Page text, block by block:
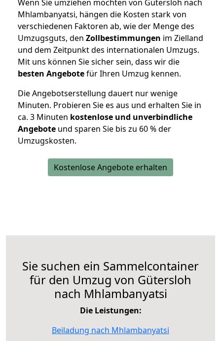
Wenn Sie umziehen möchten von Gütersloh nach
Mhlambanyatsi, hängen die Kosten stark von
verschiedenen Faktoren ab, wie der Menge des
Umzugsguts, den Zollbestimmungen im Zielland
und dem Zeitpunkt des internationalen Umzugs.
Mit uns können Sie sicher sein, dass wir die
besten Angebotefür Ihren Umzug kennen.
Die Angebotserstellung dauert nur wenige
Minuten. Probieren Sie es aus und erhalten Sie in
ca. 3 Minuten kostenlose und unverbindliche
Angebote und sparen Sie bis zu 60 % der
Umzugskosten.
Kostenlose Angebote erhalten
Sie suchen ein Sammelcontainer
für den Umzug von Gütersloh
nach Mhlambanyatsi
Die Leistungen:
Beiladung nach Mhlambanyatsi